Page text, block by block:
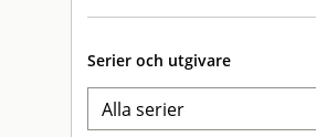
Serier och utgivare